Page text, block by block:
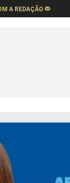
A REDAÇÃO